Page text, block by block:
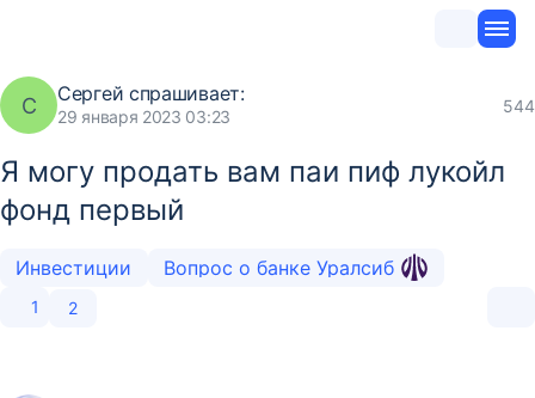
С Сергей спрашивает:
29 января 2023 03:23
544
Я могу продать вам паи пиф лукойл
фонд первый
Инвестиции Вопрос о банке Уралсиб
1 2